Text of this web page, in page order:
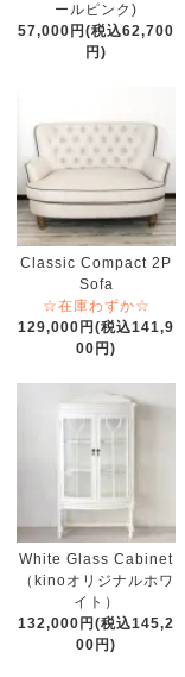
ールピンク)
57,000円(税込62,700
円)
Classic Compact 2P
Sofa
☆在庫わずか☆
129,000円(税込141,9
00円)
White Glass Cabinet
（kinoオリジナルホワ
イト）
132,000円(税込145,2
00円)